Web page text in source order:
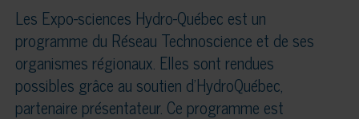
Les Expo-sciences Hydro-Québec est un
programme du Réseau Technoscience et de ses
organismes régionaux. Elles sont rendues
possibles grâce au soutien d’HydroQuébec,
partenaire présentateur. Ce programme est